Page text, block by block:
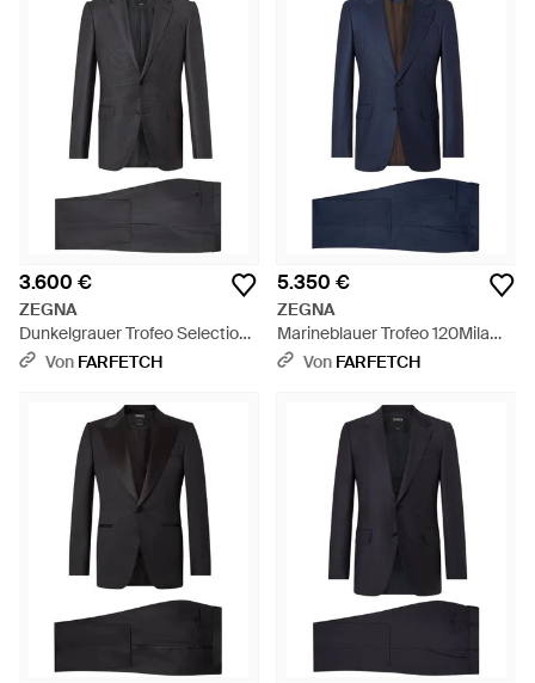
3.600 €
ZEGNA
Dunkelgrauer Trofeo Selection
Anzug - Schwarz
Von FARFETCH
5.350 €
ZEGNA
Marineblauer Trofeo 120Mila
Wollanzug
Von FARFETCH